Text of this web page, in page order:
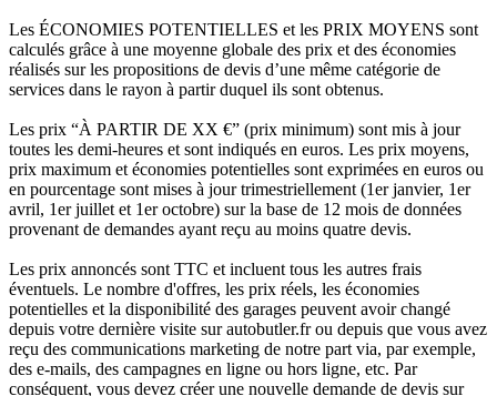
Les ÉCONOMIES POTENTIELLES et les PRIX MOYENS sont
calculés grâce à une moyenne globale des prix et des économies
réalisés sur les propositions de devis d’une même catégorie de
services dans le rayon à partir duquel ils sont obtenus.
Les prix “À PARTIR DE XX €” (prix minimum) sont mis à jour
toutes les demi-heures et sont indiqués en euros. Les prix moyens,
prix maximum et économies potentielles sont exprimées en euros ou
en pourcentage sont mises à jour trimestriellement (1er janvier, 1er
avril, 1er juillet et 1er octobre) sur la base de 12 mois de données
provenant de demandes ayant reçu au moins quatre devis.
Les prix annoncés sont TTC et incluent tous les autres frais
éventuels. Le nombre d'offres, les prix réels, les économies
potentielles et la disponibilité des garages peuvent avoir changé
depuis votre dernière visite sur autobutler.fr ou depuis que vous avez
reçu des communications marketing de notre part via, par exemple,
des e-mails, des campagnes en ligne ou hors ligne, etc. Par
conséquent, vous devez créer une nouvelle demande de devis sur